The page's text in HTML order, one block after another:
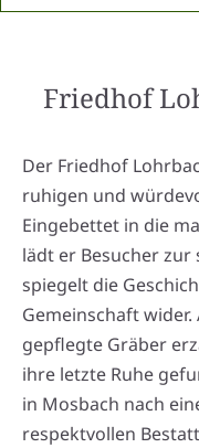
Friedhof
Der Friedhof
ruhigen und
Eingebettet in die
lädt er Besucher
spiegelt die
Gemeinschaft
gepflegte Gräber
ihre letzte Ruhe
in Mosbach nach
respektvollen